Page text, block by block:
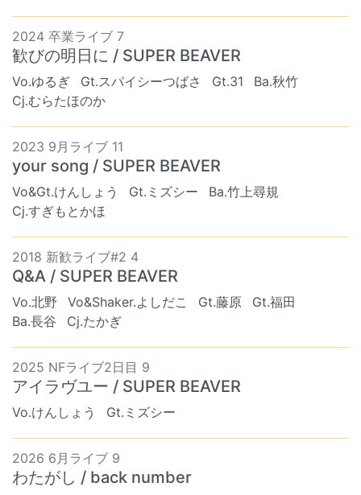
2024 卒業ライブ 7
歓びの明日に / SUPER BEAVER
Vo.ゆるぎ Gt.スパイシーつばさ Gt.31
Ba.秋竹
Cj.むらたほのか
2023 9月ライブ 11
your song / SUPER BEAVER
Vo&Gt.けんしょう Gt.ミズシー
Ba.竹上尋規
Cj.すぎもとかほ
2018 新歓ライブ#2 4
Q&A / SUPER BEAVER
Vo.北野 Vo&Shaker.よしだこ Gt.藤原
Gt.福田
Ba.長谷
Cj.たかぎ
2025 NFライブ2日目 9
アイラヴユー / SUPER BEAVER
Vo.けんしょう Gt.ミズシー
2026 6月ライブ 9
わたがし / back number